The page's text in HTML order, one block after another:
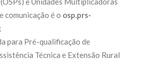
comunicação é o osp.prs-
para Pré-qualificação de
Técnica e Extensão Rural